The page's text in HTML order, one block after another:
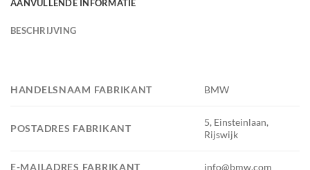
AANVULLENDE INFORMATIE
BESCHRIJVING
HANDELSNAAM FABRIKANT BMW
POSTADRES FABRIKANT
5, Einsteinlaan,
Rijswijk
E-MAILADRES FABRIKANT info@bmw.com